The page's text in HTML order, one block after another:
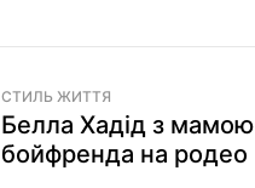
СТИЛЬ ЖИТТЯ
Белла Хадід з мамою
бойфренда на родео